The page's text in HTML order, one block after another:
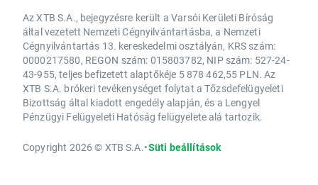
Az XTB S.A., bejegyzésre került a Varsói Kerületi Bíróság
által vezetett Nemzeti Cégnyilvántartásba, a Nemzeti
Cégnyilvántartás 13. kereskedelmi osztályán, KRS szám:
0000217580, REGON szám: 015803782, NIP szám: 527-24-
43-955, teljes befizetett alaptőkéje 5 878 462,55 PLN. Az
XTB S.A. brókeri tevékenységet folytat a Tőzsdefelügyeleti
Bizottság által kiadott engedély alapján, és a Lengyel
Pénzügyi Felügyeleti Hatóság felügyelete alá tartozik.
Copyright 2026 © XTB S.A.•Süti beállítások